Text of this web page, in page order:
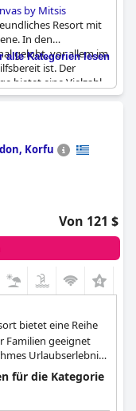
by Mitsis
Resort mit
In den
gelobt, vor allem im
ist. Der
bietet eine Vielzahl
darunter einen
ideal für Familien,
Zimmer-
Kindern hervor,
und
ist das
zu empfehlen.
alle Kategorien lesen
Korfu
Von 121 $
bietet eine Reihe
Familien geeignet
Urlaubserlebnis
für die Kategorie